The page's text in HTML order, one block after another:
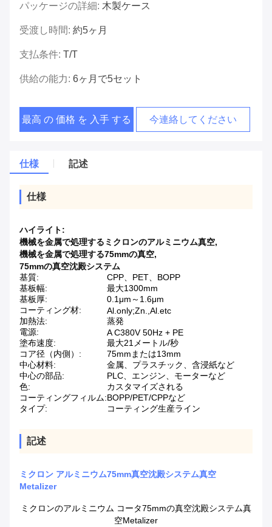
パッケージの詳細: 木製ケース
受渡し時間: 約5ヶ月
支払条件: T/T
供給の能力: 6ヶ月で5セット
最高 の 価格 を 入手 する 今連絡してください
仕様 記述
仕様
ハイライト:
機械を金属で処理するミクロンのアルミニウム真空,
機械を金属で処理する75mmの真空,
75mmの真空沈殿システム
基質:
CPP、PET、BOPP
基板幅:
最大1300mm
基板厚:
0.1μm～1.6μm
コーティング材:
Al.only;Zn.,Al.etc
加熱法:
蒸発
電源:
A C380V 50Hz + PE
塗布速度:
最大21メートル/秒
コア径（内側）:
75mmまたは13mm
中心材料:
金属、プラスチック、含浸紙など
中心の部品:
PLC、エンジン、モーターなど
色:
カスタマイズされる
コーティングフィルム:BOPP/PET/CPPなど
タイプ:
コーティング生産ライン
記述
ミクロン アルミニウム75mm真空沈殿システム真空
Metalizer
ミクロンのアルミニウム コータ75mmの真空沈殿システム真
空Metalizer